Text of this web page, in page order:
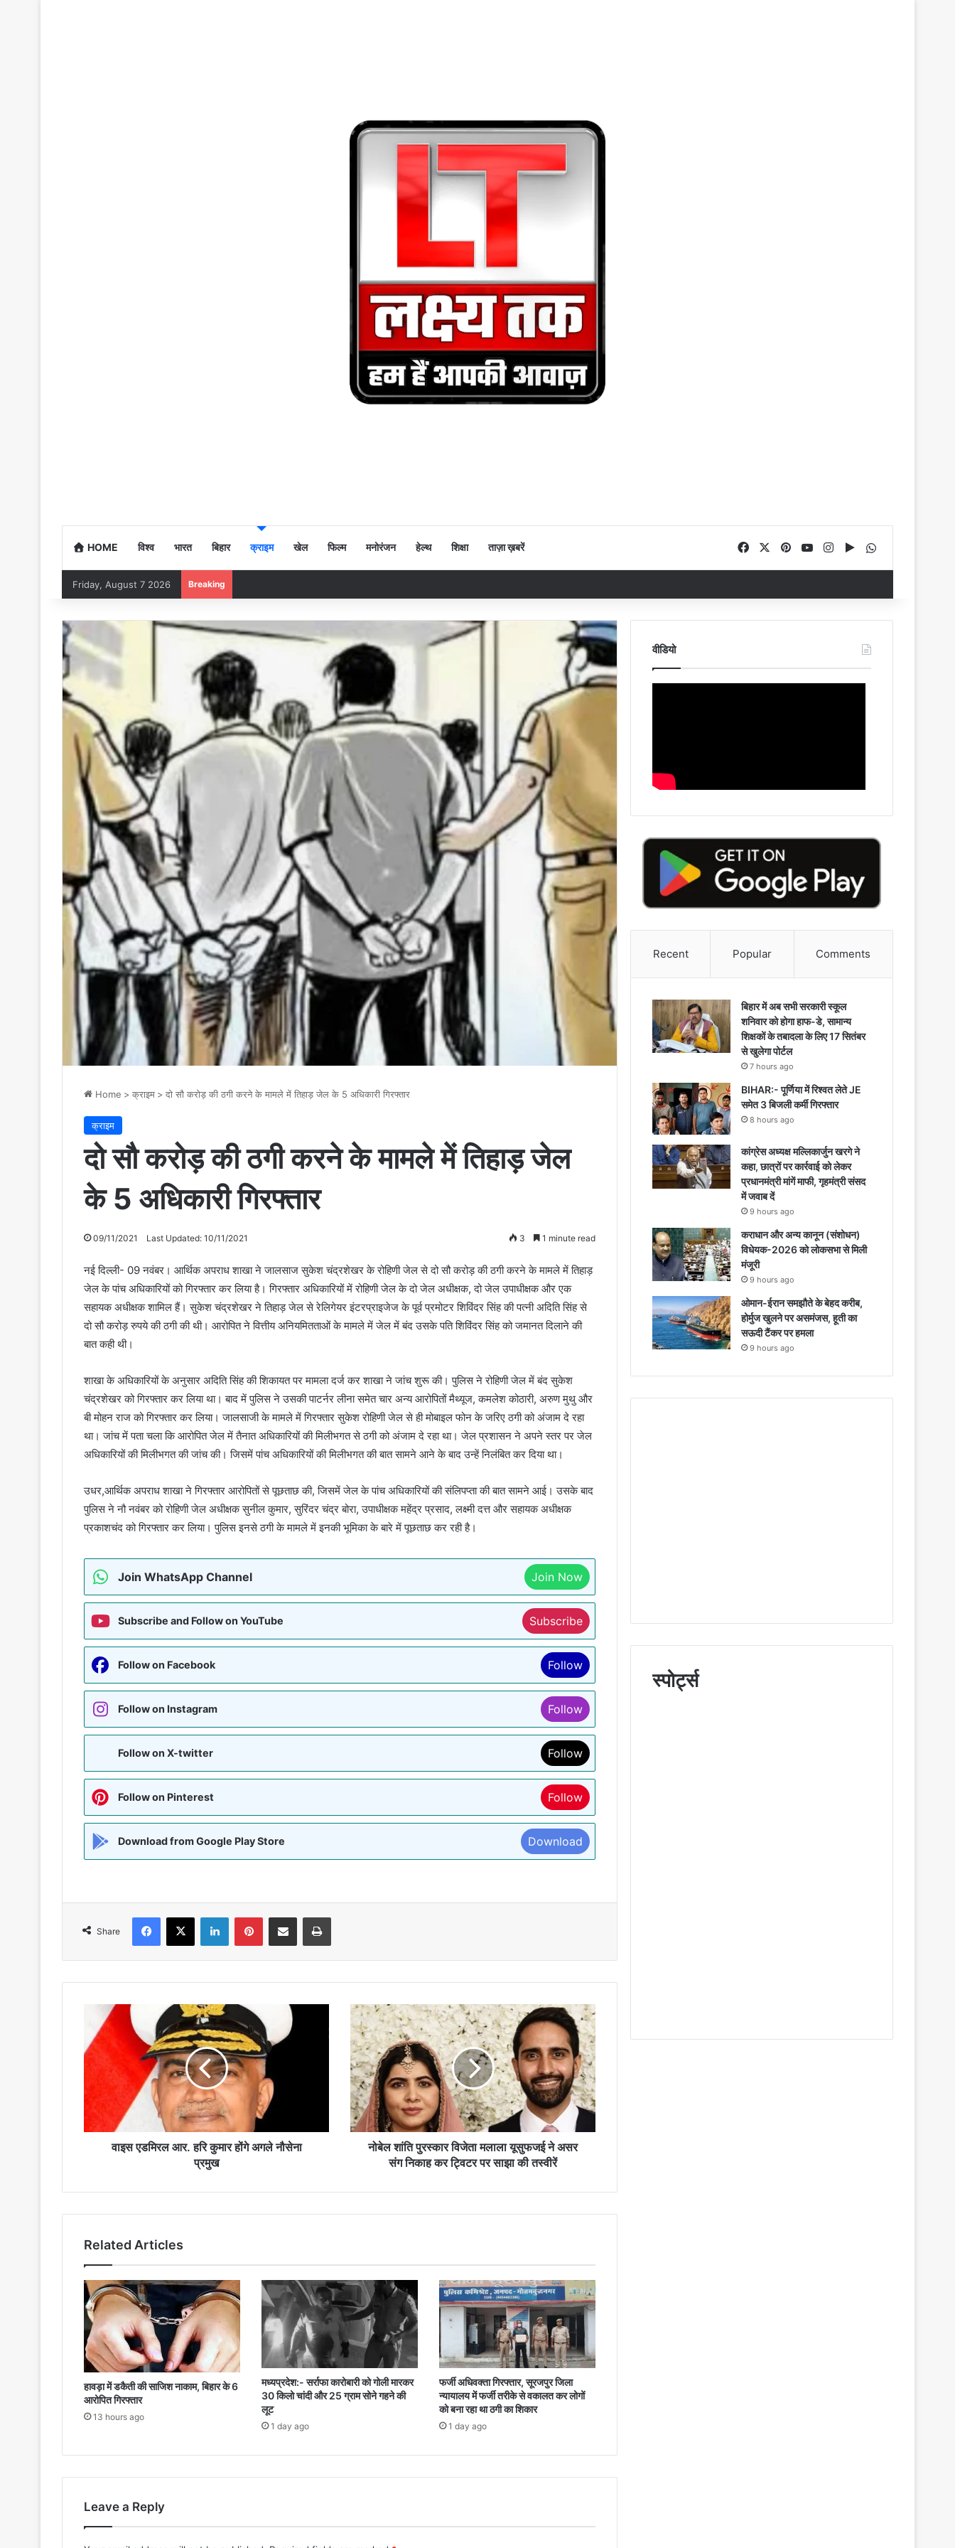
HOME विश्व भारत बिहार क्राइम खेल फिल्म मनोरंजन हेल्थ शिक्षा ताज़ा ख़बरें FacebookPinterestYouTubeInstagram
Google Play
Friday, August 7 2026 Breaking
Home > क्राइम > दो सौ करोड़ की ठगी करने के मामले में तिहाड़ जेल के 5 अधिकारी गिरफ्तार
क्राइम
दो सौ करोड़ की ठगी करने के मामले में तिहाड़ जेल
के 5 अधिकारी गिरफ्तार
09/11/2021 Last Updated: 10/11/2021 3 1 minute read
नई दिल्ली- 09 नवंबर। आर्थिक अपराध शाखा ने जालसाज सुकेश चंद्रशेखर के रोहिणी जेल से दो सौ करोड़ की ठगी करने के मामले में तिहाड़
जेल के पांच अधिकारियों को गिरफ्तार कर लिया है। गिरफ्तार अधिकारियों में रोहिणी जेल के दो जेल अधीक्षक, दो जेल उपाधीक्षक और एक
सहायक अधीक्षक शामिल हैं। सुकेश चंद्रशेखर ने तिहाड़ जेल से रेलिगेयर इंटरप्राइजेज के पूर्व प्रमोटर शिविंदर सिंह की पत्नी अदिति सिंह से
दो सौ करोड़ रुपये की ठगी की थी। आरोपित ने वित्तीय अनियमितताओं के मामले में जेल में बंद उसके पति शिविंदर सिंह को जमानत दिलाने की
बात कही थी।
शाखा के अधिकारियों के अनुसार अदिति सिंह की शिकायत पर मामला दर्ज कर शाखा ने जांच शुरू की। पुलिस ने रोहिणी जेल में बंद सुकेश
चंद्रशेखर को गिरफ्तार कर लिया था। बाद में पुलिस ने उसकी पाटर्नर लीना समेत चार अन्य आरोपितों मैथ्यूज, कमलेश कोठारी, अरुण मुथु और
बी मोहन राज को गिरफ्तार कर लिया। जालसाजी के मामले में गिरफ्तार सुकेश रोहिणी जेल से ही मोबाइल फोन के जरिए ठगी को अंजाम दे रहा
था। जांच में पता चला कि आरोपित जेल में तैनात अधिकारियों की मिलीभगत से ठगी को अंजाम दे रहा था। जेल प्रशासन ने अपने स्तर पर जेल
अधिकारियों की मिलीभगत की जांच की। जिसमें पांच अधिकारियों की मिलीभगत की बात सामने आने के बाद उन्हें निलंबित कर दिया था।
उधर,आर्थिक अपराध शाखा ने गिरफ्तार आरोपितों से पूछताछ की, जिसमें जेल के पांच अधिकारियों की संलिपप्ता की बात सामने आई। उसके बाद
पुलिस ने नौ नवंबर को रोहिणी जेल अधीक्षक सुनील कुमार, सुरिंदर चंद्र बोरा, उपाधीक्षक महेंद्र प्रसाद, लक्ष्मी दत्त और सहायक अधीक्षक
प्रकाशचंद को गिरफ्तार कर लिया। पुलिस इनसे ठगी के मामले में इनकी भूमिका के बारे में पूछताछ कर रही है।
Join WhatsApp Channel Join Now
Subscribe and Follow on YouTube Subscribe
Follow on Facebook Follow
Follow on Instagram Follow
Follow on X-twitter Follow
Follow on Pinterest Follow
Download from Google Play Store Download
Share
Facebook
X LinkedInPinterestShare via Email Print
एडमिरल
आर.
हरि
अगले
नौसेना
प्रमुख
वाइस एडमिरल आर. हरि कुमार होंगे अगले नौसेना
प्रमुख
नोबेल
शांति
पुरस्कार
विजेता
मलाला
यूसुफजई
ने
असर
संग
निकाह
पर
नोबेल शांति पुरस्कार विजेता मलाला यूसुफजई ने असर
संग निकाह कर ट्विटर पर साझा की तस्वीरें
Related Articles
हावड़ा में डकैती की साजिश नाकाम, बिहार के 6
आरोपित गिरफ्तार
13 hours ago
मध्यप्रदेश:- सर्राफा कारोबारी को गोली मारकर
30 किलो चांदी और 25 ग्राम सोने गहने की
लूट
1 day ago
फर्जी अधिवक्ता गिरफ्तार, सूरजपुर जिला
न्यायालय में फर्जी तरीके से वकालत कर लोगों
को बना रहा था ठगी का शिकार
1 day ago
Leave a Reply
वीडियो
Recent Popular Comments
बिहार में अब सभी सरकारी स्कूल
शनिवार को होगा हाफ-डे, सामान्य
शिक्षकों के तबादला के लिए 17 सितंबर
से खुलेगा पोर्टल
7 hours ago
BIHAR:- पूर्णिया में रिश्वत लेते JE
समेत 3 बिजली कर्मी गिरफ्तार
8 hours ago
कांग्रेस अध्यक्ष मल्लिकार्जुन खरगे ने
कहा, छात्रों पर कार्रवाई को लेकर
प्रधानमंत्री मांगें माफी, गृहमंत्री संसद
में जवाब दें
9 hours ago
कराधान और अन्य कानून (संशोधन)
विधेयक-2026 को लोकसभा से मिली
मंजूरी
9 hours ago
ओमान-ईरान समझौते के बेहद करीब,
होर्मुज खुलने पर असमंजस, हूती का
सऊदी टैंकर पर हमला
9 hours ago
स्पोर्ट्स